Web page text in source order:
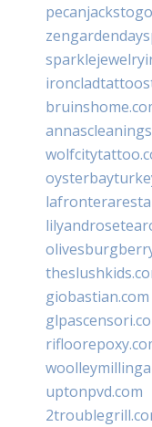
giobastian.com
uptonpvd.com